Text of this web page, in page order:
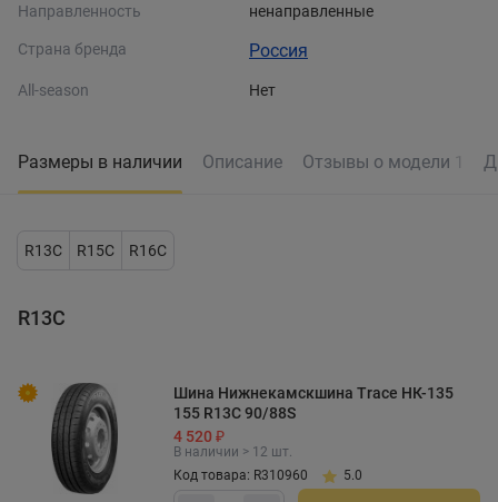
Направленность ненаправленные
Страна бренда Россия
All-season Нет
Размеры в наличии Описание Отзывы о модели 1
R13C R15C R16C
R13C
Шина Нижнекамскшина Trace НК-135
155 R13C 90/88S
4 520 ₽
В наличии > 12 шт.
Код товара: R310960
5.0